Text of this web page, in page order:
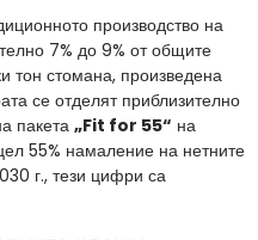
производство на
7% до 9% от общите
тон стомана, произведена
се отделят приблизително
пакета „Fit for 55“ на
55% намаление на нетните
г., тези цифри са